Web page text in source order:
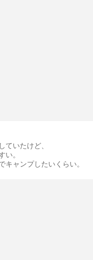
ていたけど、
い。
キャンプしたいくらい。